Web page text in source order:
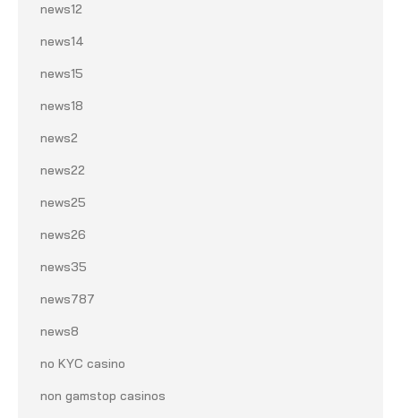
news12
news14
news15
news18
news2
news22
news25
news26
news35
news787
news8
no KYC casino
non gamstop casinos